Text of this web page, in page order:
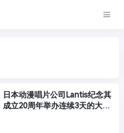
日本动漫唱片公司Lantis纪念其
成立20周年举办连续3天的大型